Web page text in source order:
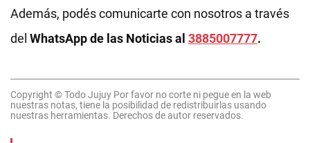
Además, podés comunicarte con nosotros a través
del WhatsApp de las Noticias al 3885007777.
Copyright © Todo Jujuy Por favor no corte ni pegue en la web
nuestras notas, tiene la posibilidad de redistribuirlas usando
nuestras herramientas. Derechos de autor reservados.